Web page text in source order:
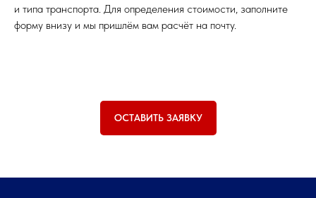
и типа транспорта. Для определения стоимости, заполните
форму внизу и мы пришлём вам расчёт на почту.
ОСТАВИТЬ ЗАЯВКУ